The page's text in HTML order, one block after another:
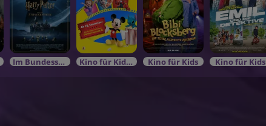
Im Bundesstart Kino für KidsIm Bundesstart Kino für Kids Kino für Kids